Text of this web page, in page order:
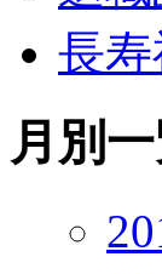
長寿
月別